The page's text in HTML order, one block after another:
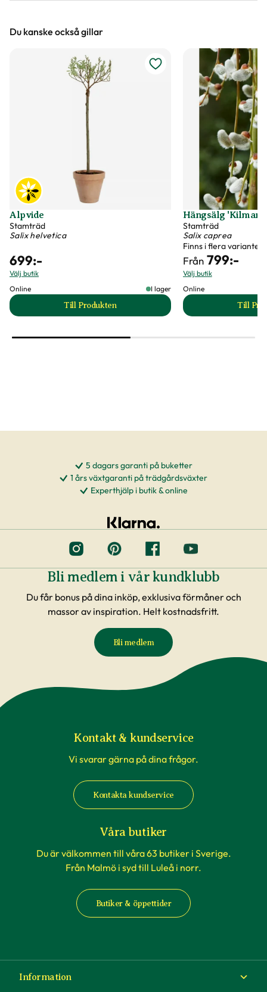
Du kanske också gillar
Alpvide
Stamträd
Salix helvetica
699:-
Välj butik
Online
I lager
Till Produkten
till Alpvide produktsida
Hängsälg
Stamträd
Salix caprea
Finns i flera varianter
Från 799:-
Välj butik
Online
Till
5 dagars garanti på buketter
1 års växtgaranti på trädgårdsväxter
Experthjälp i butik & online
Bli medlem i vår kundklubb
Du får bonus på dina inköp, exklusiva förmåner och
massor av inspiration. Helt kostnadsfritt.
Bli medlem
Kontakt & kundservice
Vi svarar gärna på dina frågor.
Kontakta kundservice
Våra butiker
Du är välkommen till våra 63 butiker i Sverige.
Från Malmö i syd till Luleå i norr.
Butiker & öppettider
Information